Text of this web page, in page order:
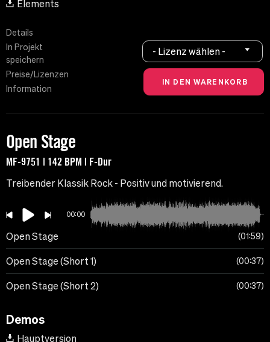
Elements
Details
In Projekt
speichern
Preise/Lizenzen
Information
- Lizenz wählen -
Open Stage
MF-9751 | 142 BPM | F-Dur
Treibender Klassik Rock - Positiv und motivierend.
00:00
Open Stage 01:59
Open Stage (Short 1) 00:37
Open Stage (Short 2) 00:37
Demos
Hauptversion